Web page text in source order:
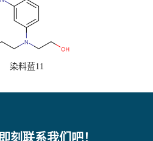
染料蓝11
即刻联系我们吧！